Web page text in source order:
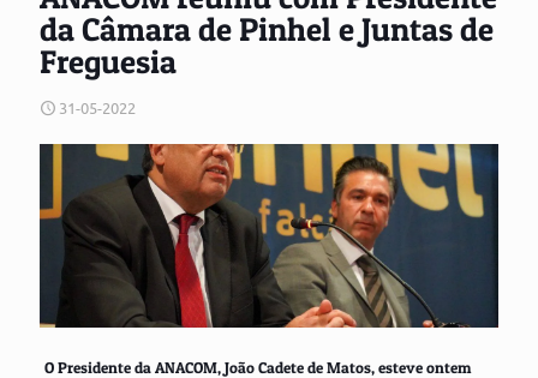
da Câmara de Pinhel e Juntas de
Freguesia
31-05-2022
O Presidente da ANACOM, João Cadete de Matos, esteve ontem